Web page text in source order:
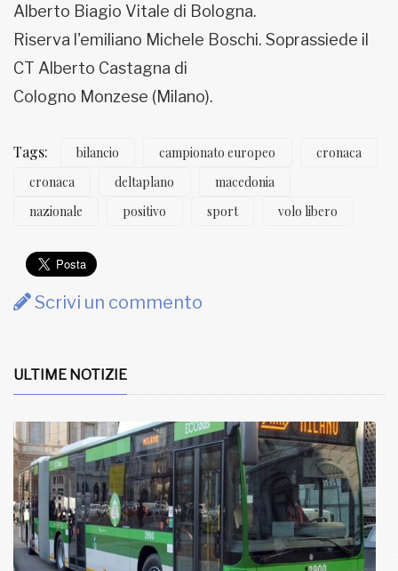
Alberto Biagio Vitale di Bologna.
Riserva l'emiliano Michele Boschi. Soprassiede il
CT Alberto Castagna di
Cologno Monzese (Milano).
Tags: bilancio campionato europeo
cronaca
cronaca
deltaplano
macedonia
nazionale
positivo sport volo libero
Scrivi un commento
ULTIME NOTIZIE